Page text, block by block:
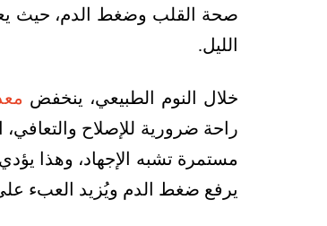
صحة القلب وضغط الدم، حيث
الليل.
خلال النوم الطبيعي، ينخفض
راحة ضرورية للإصلاح
مستمرة تشبه الإجهاد، وهذا
يرفع ضغط الدم ويُزيد العبء